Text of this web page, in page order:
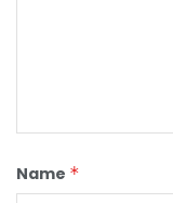
Name *